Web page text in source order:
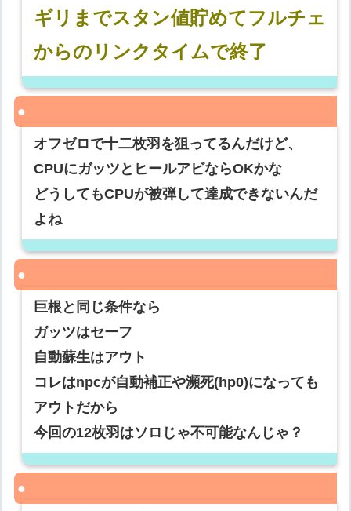
ギリまでスタン値貯めてフルチェ
からのリンクタイムで終了
オフゼロで十二枚羽を狙ってるんだけど、
CPUにガッツとヒールアビならOKかな
どうしてもCPUが被弾して達成できないんだ
よね
巨根と同じ条件なら
ガッツはセーフ
自動蘇生はアウト
コレはnpcが自動補正や瀕死(hp0)になっても
アウトだから
今回の12枚羽はソロじゃ不可能なんじゃ？